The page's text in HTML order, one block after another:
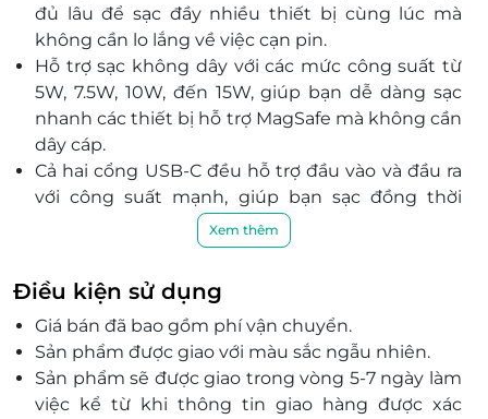
đủ lâu để sạc đầy nhiều thiết bị cùng lúc mà
không cần lo lắng về việc cạn pin.
Hỗ trợ sạc không dây với các mức công suất từ
5W, 7.5W, 10W, đến 15W, giúp bạn dễ dàng sạc
nhanh các thiết bị hỗ trợ MagSafe mà không cần
dây cáp.
Cả hai cổng USB-C đều hỗ trợ đầu vào và đầu ra
với công suất mạnh, giúp bạn sạc đồng thời
nhiều thiết bị với hiệu suất cao.
Chất liệu kính và nhôm, mang lại vẻ ngoài hiện
đại, chắc chắn và sang trọng, đồng thời giúp tản
nhiệt hiệu quả.
Kích thước chỉ 109.5 x 68.5 x 23.5 mm và trọng
lượng 350g, sản phẩm dễ dàng mang theo bên
mình trong các chuyến đi, giúp bạn luôn sẵn
sàng năng lượng khi cần.
Xem thêm
Điều kiện sử dụng
Giá bán đã bao gồm phí vận chuyển.
Sản phẩm được giao với màu sắc ngẫu nhiên.
Sản phẩm sẽ được giao trong vòng 5-7 ngày làm
việc kể từ khi thông tin giao hàng được xác